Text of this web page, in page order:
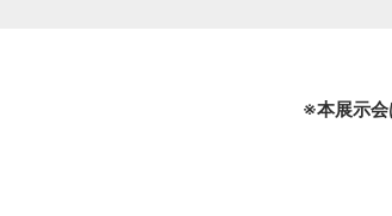
※本展示会